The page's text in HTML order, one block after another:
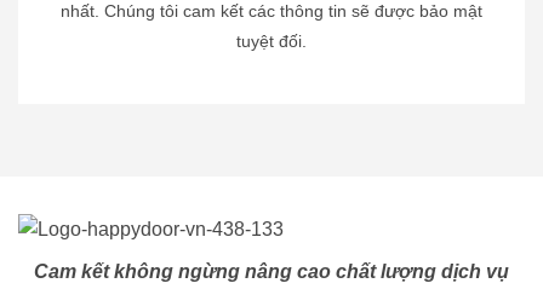
nhất. Chúng tôi cam kết các thông tin sẽ được bảo mật
tuyệt đối.
Cam kết không ngừng nâng cao chất lượng dịch vụ